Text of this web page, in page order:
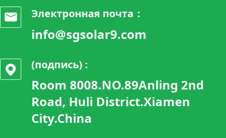
Электронная почта：
info@sgsolar9.com
(подпись) :
Room 8008.NO.89Anling 2nd
Road, Huli District.Xiamen
City.China